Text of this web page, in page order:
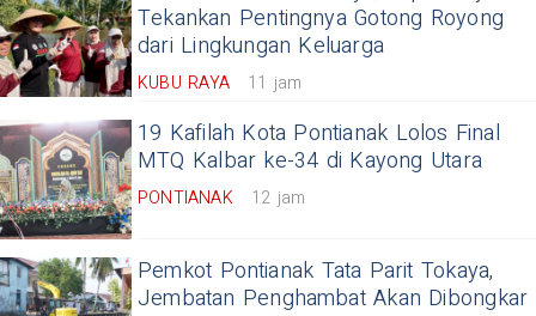
Tekankan Pentingnya Gotong Royong
dari Lingkungan Keluarga
KUBU RAYA 11 jam
19 Kafilah Kota Pontianak Lolos Final
MTQ Kalbar ke-34 di Kayong Utara
PONTIANAK 12 jam
Pemkot Pontianak Tata Parit Tokaya,
Jembatan Penghambat Akan Dibongkar